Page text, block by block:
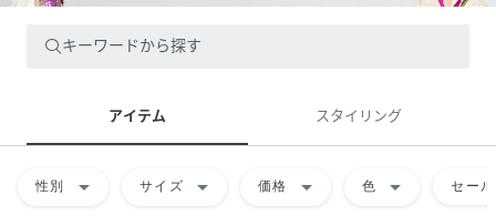
キーワードから探す
アイテム スタイリング
性別 arrow_drop_down サイズ arrow_drop_down 価格 arrow_drop_down 色 arrow_drop_down セール